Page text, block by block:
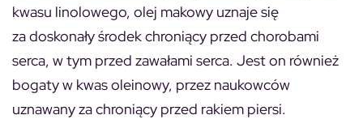
kwasu linolowego, olej makowy uznaje się
za doskonały środek chroniący przed chorobami
serca, w tym przed zawałami serca. Jest on również
bogaty w kwas oleinowy, przez naukowców
uznawany za chroniący przed rakiem piersi.